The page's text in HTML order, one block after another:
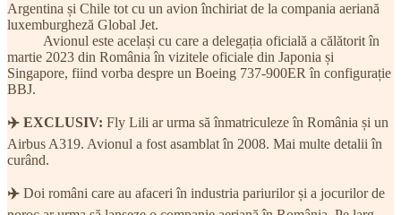
Argentina și Chile tot cu un avion închiriat de la compania aeriană
luxemburgheză Global Jet.
Avionul este același cu care a delegația oficială a călătorit în
martie 2023 din România în vizitele oficiale din Japonia și
Singapore, fiind vorba despre un Boeing 737-900ER în configurație
BBJ.
✈️ EXCLUSIV: Fly Lili ar urma să înmatriculeze în România și un
Airbus A319. Avionul a fost asamblat în 2008. Mai multe detalii în
curând.
✈️ Doi români care au afaceri în industria pariurilor și a jocurilor de